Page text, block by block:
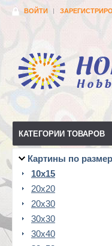
ВОЙТИ
КАТЕГОРИИ ТОВАРОВ
Картины по
10x15
20x20
20x30
30x30
30x40